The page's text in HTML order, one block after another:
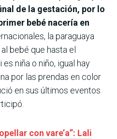
de la gestación, por lo
bebé nacería en
la paraguaya
bebé que hasta el
niña o niño, igual hay
por las prendas en color
en sus últimos eventos
con vare’a”: Lali